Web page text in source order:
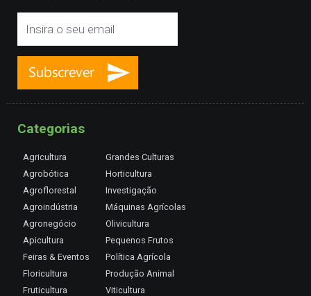
Categorias
Agricultura
Agrobótica
Agroflorestal
Agroindústria
Agronegócio
Apicultura
Feiras & Eventos
Floricultura
Fruticultura
Grandes Culturas
Horticultura
Investigação
Máquinas Agrícolas
Olivicultura
Pequenos Frutos
Política Agrícola
Produção Animal
Viticultura